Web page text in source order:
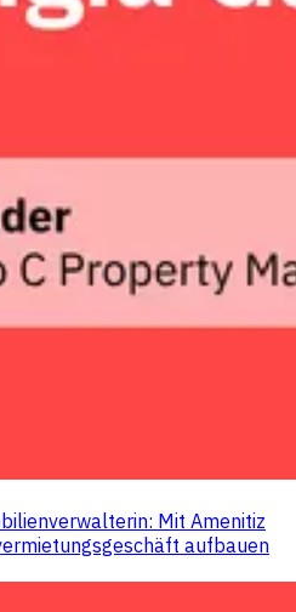
Mit Amenitiz
aufbauen